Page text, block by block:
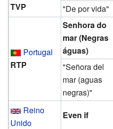
TVP
"De por vida"
Portugal
RTP
Senhora do
mar (Negras
águas)
"Señora del
mar (aguas
negras)"
Reino
Unido
Even if